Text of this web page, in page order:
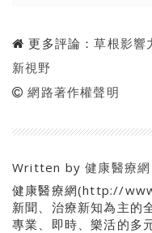
更多評論：草根影響
新視野
網路著作權聲明
Written by健康醫療網
健康醫療網(http://
新聞、治療新知為主的
專業、即時、樂活的多